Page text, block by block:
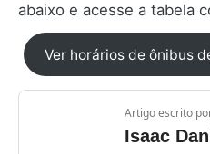
abaixo e acesse a tabela
Ver horários de ônibus
Artigo escrito
Isaac